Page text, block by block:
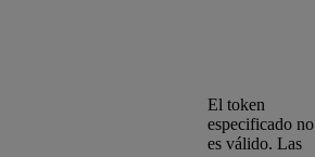
El token
especificado no
es válido. Las